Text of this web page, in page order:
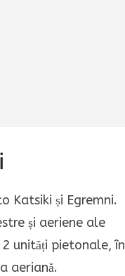
Katsiki și Egremni.
și aeriene ale
unități pietonale, în
aeriană.